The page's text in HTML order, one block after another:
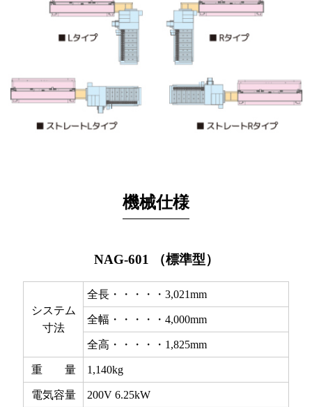
機械仕様
NAG-601 （標準型）
システム
寸法
全長・・・・・3,021mm
全幅・・・・・4,000mm
全高・・・・・1,825mm
重 量 1,140kg
電気容量 200V 6.25kW